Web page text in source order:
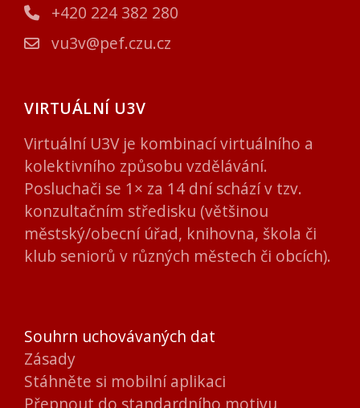
+420 224 382 280
vu3v@pef.czu.cz
VIRTUÁLNÍ U3V
Virtuální U3V je kombinací virtuálního a
kolektivního způsobu vzdělávání.
Posluchači se 1× za 14 dní schází v tzv.
konzultačním středisku (většinou
městský/obecní úřad, knihovna, škola či
klub seniorů v různých městech či obcích).
Souhrn uchovávaných dat
Zásady
Stáhněte si mobilní aplikaci
Přepnout do standardního motivu